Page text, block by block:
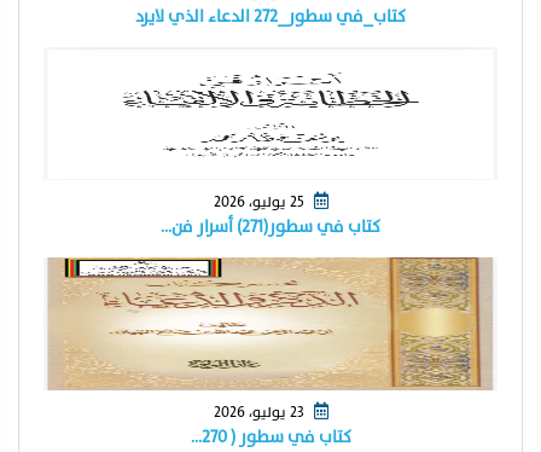
كتاب_في سطور_٢٧٢ الدعاء الذي لايرد
كتاب في سطور(٢٧١) أسرار فن…
كتاب في سطور ( ٢٧٠…